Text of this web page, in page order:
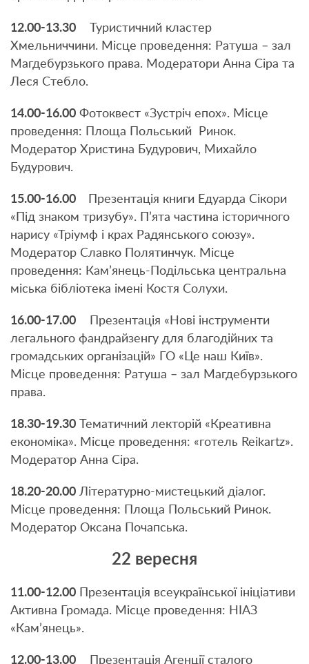
12.00-13.30 Туристичний кластер
Хмельниччини. Місце проведення: Ратуша – зал
Магдебурзького права. Модератори Анна Сіра та
Леся Стебло.
14.00-16.00 Фотоквест «Зустріч епох». Місце
проведення: Площа Польський Ринок.
Модератор Христина Будурович, Михайло
Будурович.
15.00-16.00
Презентація книги Едуарда Сікори
«Під знаком тризубу». П’ята частина історичного
нарису «Тріумф і крах Радянського союзу».
Модератор Славко Полятинчук. Місце
проведення: Кам’янець-Подільська центральна
міська бібліотека імені Костя Солухи.
16.00-17.00 Презентація «Нові інструменти
легального фандрайзенгу для благодійних та
громадських організацій» ГО «Це наш Київ».
Місце проведення: Ратуша – зал Магдебурзького
права.
18.30-19.30 Тематичний лекторій «Креативна
економіка». Місце проведення: «готель Reikartz».
Модератор Анна Сіра.
18.20-20.00 Літературно-мистецький діалог.
Місце проведення: Площа Польський Ринок.
Модератор Оксана Почапська.
22 вересня
11.00-12.00 Презентація всеукраїнської ініціативи
Активна Громада. Місце проведення: НІАЗ
«Кам’янець».
12.00-13.00 Презентація Агенції сталого